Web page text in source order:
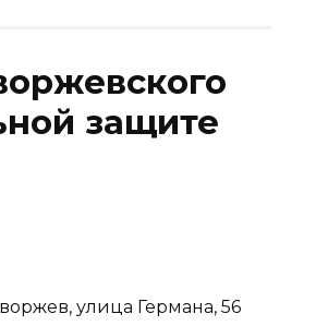
защите
улица Германа, 56